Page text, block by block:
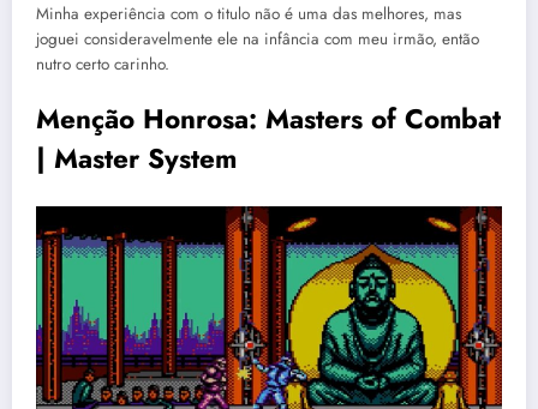
Minha experiência com o titulo não é uma das melhores, mas
joguei consideravelmente ele na infância com meu irmão, então
nutro certo carinho.
Menção Honrosa: Masters of Combat
| Master System